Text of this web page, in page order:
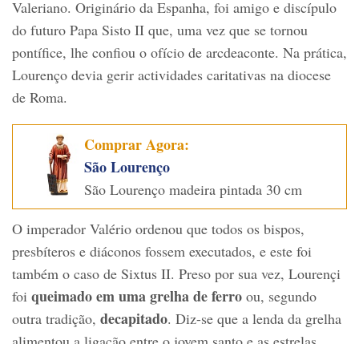
Valeriano. Originário da Espanha, foi amigo e discípulo
do futuro Papa Sisto II que, uma vez que se tornou
pontífice, lhe confiou o ofício de arcdeaconte. Na prática,
Lourenço devia gerir actividades caritativas na diocese
de Roma.
Comprar Agora:
São Lourenço
São Lourenço madeira pintada 30 cm
O imperador Valério ordenou que todos os bispos,
presbíteros e diáconos fossem executados, e este foi
também o caso de Sixtus II. Preso por sua vez, Lourençi
foi queimado em uma grelha de ferro ou, segundo
outra tradição, decapitado. Diz-se que a lenda da grelha